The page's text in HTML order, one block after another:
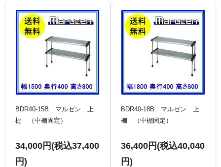
BDR40-15B マルゼン 上
棚 （中棚固定）
34,000円(税込37,400
円)
BDR40-18B マルゼン 上
棚 （中棚固定）
36,400円(税込40,040
円)